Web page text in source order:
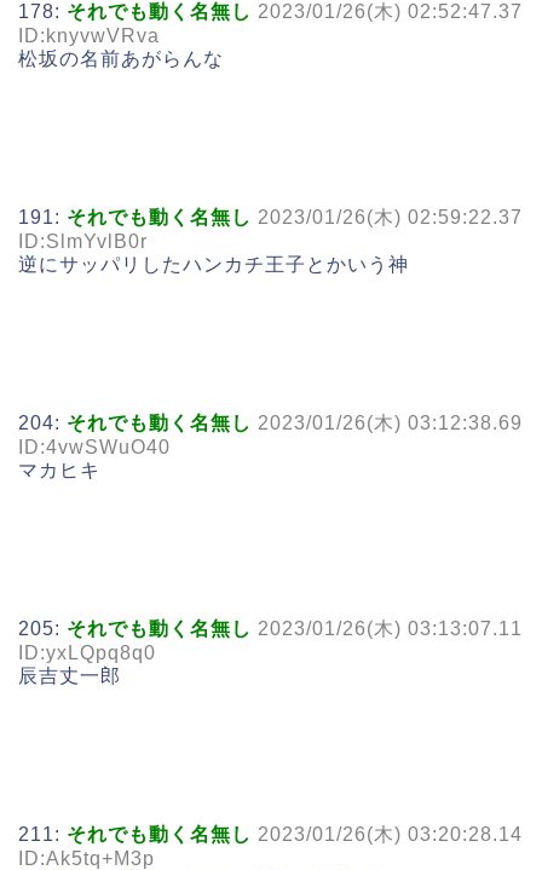
178: それでも動く名無し 2023/01/26(木) 02:52:47.37
ID:knyvwVRva
松坂の名前あがらんな
191: それでも動く名無し 2023/01/26(木) 02:59:22.37
ID:SlmYvlB0r
逆にサッパリしたハンカチ王子とかいう神
204: それでも動く名無し 2023/01/26(木) 03:12:38.69
ID:4vwSWuO40
マカヒキ
205: それでも動く名無し 2023/01/26(木) 03:13:07.11
ID:yxLQpq8q0
辰吉丈一郎
211: それでも動く名無し 2023/01/26(木) 03:20:28.14
ID:Ak5tq+M3p